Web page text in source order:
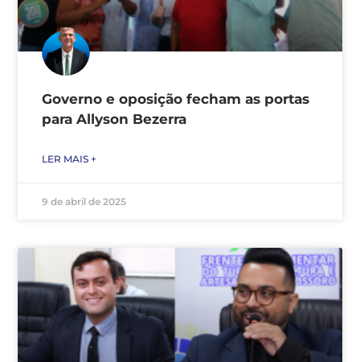
Governo e oposição fecham as portas
para Allyson Bezerra
LER MAIS +
9 de abril de 2025